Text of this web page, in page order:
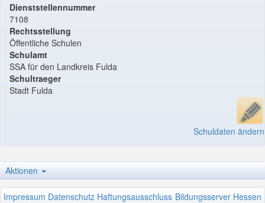
Dienststellennummer
7108
Rechtsstellung
Öffentliche Schulen
Schulamt
SSA für den Landkreis Fulda
Schultraeger
Stadt Fulda
Schuldaten ändern
Aktionen
Impressum Datenschutz Haftungsausschluss Bildungsserver Hessen